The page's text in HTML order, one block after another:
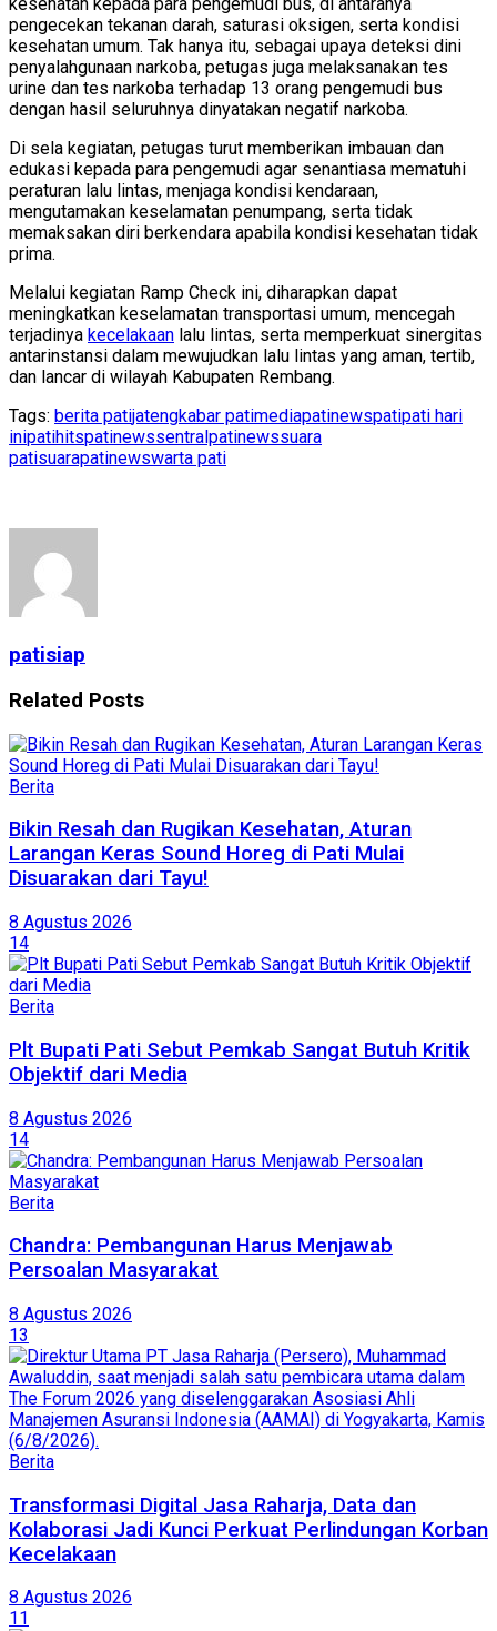
kesehatan kepada para pengemudi bus, di antaranya
pengecekan tekanan darah, saturasi oksigen, serta kondisi
kesehatan umum. Tak hanya itu, sebagai upaya deteksi dini
penyalahgunaan narkoba, petugas juga melaksanakan tes
urine dan tes narkoba terhadap 13 orang pengemudi bus
dengan hasil seluruhnya dinyatakan negatif narkoba.
Di sela kegiatan, petugas turut memberikan imbauan dan
edukasi kepada para pengemudi agar senantiasa mematuhi
peraturan lalu lintas, menjaga kondisi kendaraan,
mengutamakan keselamatan penumpang, serta tidak
memaksakan diri berkendara apabila kondisi kesehatan tidak
prima.
Melalui kegiatan Ramp Check ini, diharapkan dapat
meningkatkan keselamatan transportasi umum, mencegah
terjadinya kecelakaan lalu lintas, serta memperkuat sinergitas
antarinstansi dalam mewujudkan lalu lintas yang aman, tertib,
dan lancar di wilayah Kabupaten Rembang.
Tags: berita patijatengkabar patimediapatinewspatipati hari
inipatihitspatinewssentralpatinewssuara
patisuarapatinewswarta pati
patisiap
Related Posts
Berita
Bikin Resah dan Rugikan Kesehatan, Aturan
Larangan Keras Sound Horeg di Pati Mulai
Disuarakan dari Tayu!
8 Agustus 2026
14
Berita
Plt Bupati Pati Sebut Pemkab Sangat Butuh Kritik
Objektif dari Media
8 Agustus 2026
14
Berita
Chandra: Pembangunan Harus Menjawab
Persoalan Masyarakat
8 Agustus 2026
13
Berita
Transformasi Digital Jasa Raharja, Data dan
Kolaborasi Jadi Kunci Perkuat Perlindungan Korban
Kecelakaan
8 Agustus 2026
11